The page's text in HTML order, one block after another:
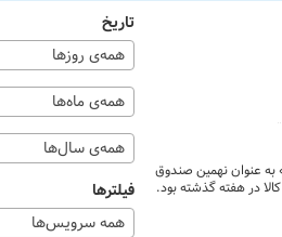
«پلاتا» به عنوان نهمین صندوق
در هفته گذشته بود.
تاریخ
همه‌ی روزها
همه‌ی ماه‌ها
همه‌ی سال‌ها
فیلترها
همه سرویس‌ها